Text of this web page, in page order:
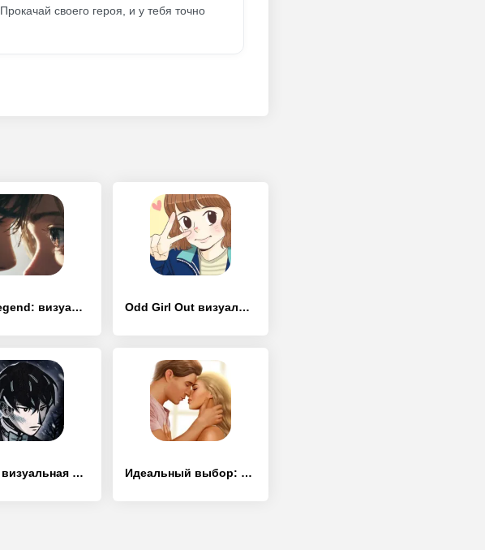
своего героя, и у тебя точно
Love Legend: визуальные новеллы Odd Girl Out визуальная новелла
Печка - визуальная новелла Идеальный выбор: ваша история